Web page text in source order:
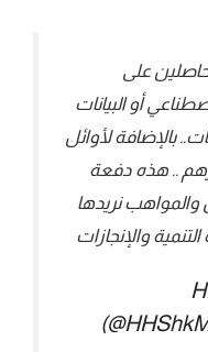
على
أو البيانات
بالإضافة لأوائل
.. هذه دفعة
نريدها
والإنجازات
—